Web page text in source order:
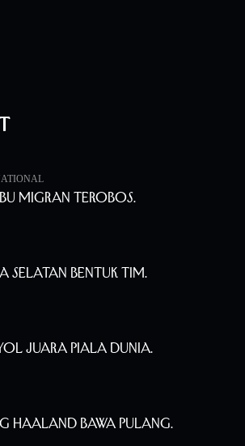
Migran Terobos.
Selatan Bentuk Tim.
Juara Piala Dunia.
Haaland Bawa Pulang.